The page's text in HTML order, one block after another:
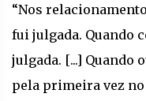
“Nos
fui julgada. Quando
julgada. [...] Quando
pela primeira vez